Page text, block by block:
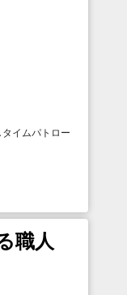
イムパトロー
職人